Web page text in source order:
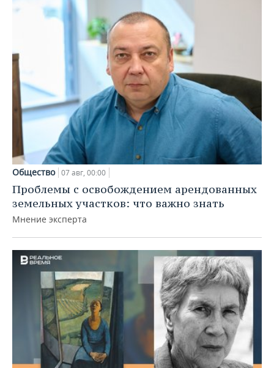
Общество 07 авг, 00:00
Проблемы с освобождением арендованных
земельных участков: что важно знать
Мнение эксперта